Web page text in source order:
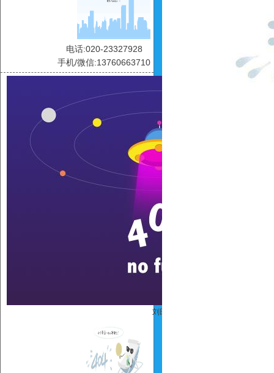
电话:020-23327928
手机/微信:13760663710
刘田